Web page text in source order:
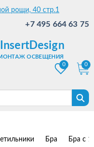
рощи, 40 стр.1
+7 495 664 63 75
ОСВЕЩЕНИЯ
0
0
Бра Бра с